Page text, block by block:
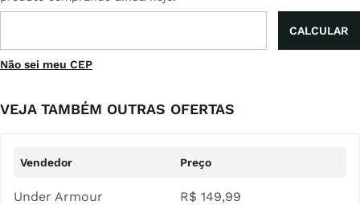
Não sei meu CEP
VEJA TAMBÉM OUTRAS OFERTAS
Under Armour R$ 149,99